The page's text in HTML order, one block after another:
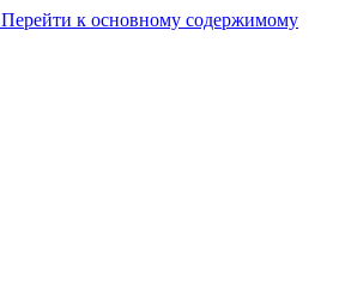
Перейти к основному содержимому